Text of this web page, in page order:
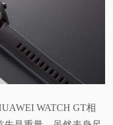
WATCH GT相